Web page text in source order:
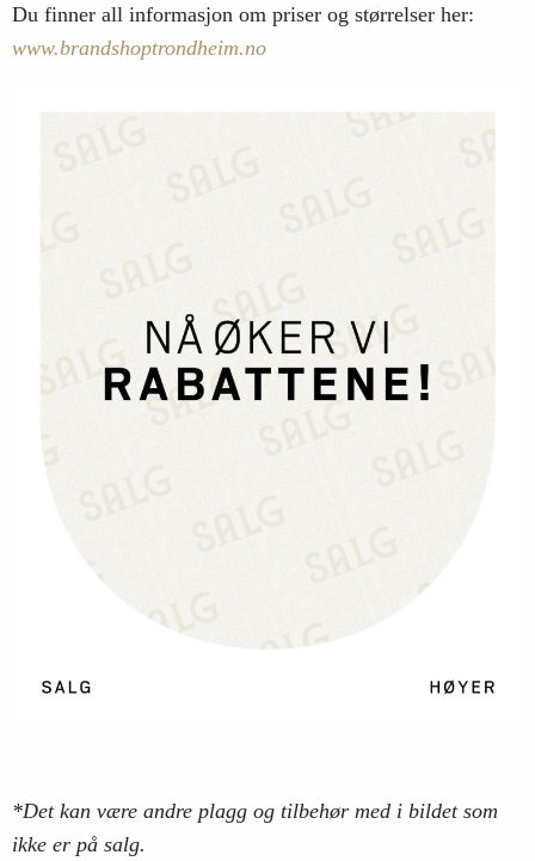
Du finner all informasjon om priser og størrelser her:
www.brandshoptrondheim.no
*Det kan være andre plagg og tilbehør med i bildet som
ikke er på salg.